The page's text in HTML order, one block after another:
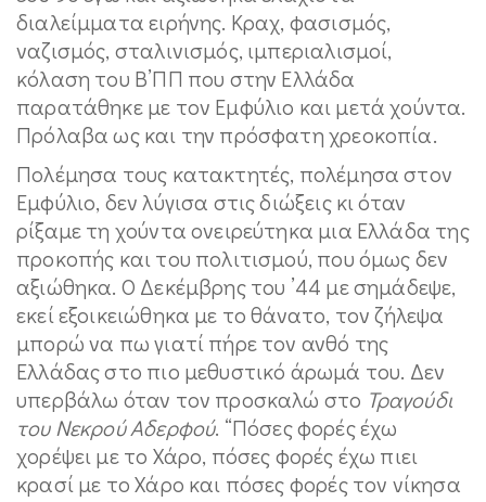
διαλείμματα ειρήνης. Κραχ, φασισμός,
ναζισμός, σταλινισμός, ιμπεριαλισμοί,
κόλαση του Β’ΠΠ που στην Ελλάδα
παρατάθηκε με τον Εμφύλιο και μετά χούντα.
Πρόλαβα ως και την πρόσφατη χρεοκοπία.
Πολέμησα τους κατακτητές, πολέμησα στον
Εμφύλιο, δεν λύγισα στις διώξεις κι όταν
ρίξαμε τη χούντα ονειρεύτηκα μια Ελλάδα της
προκοπής και του πολιτισμού, που όμως δεν
αξιώθηκα. Ο Δεκέμβρης του ’44 με σημάδεψε,
εκεί εξοικειώθηκα με το θάνατο, τον ζήλεψα
μπορώ να πω γιατί πήρε τον ανθό της
Ελλάδας στο πιο μεθυστικό άρωμά του. Δεν
υπερβάλω όταν τον προσκαλώ στο Τραγούδι
του Νεκρού Αδερφού. “Πόσες φορές έχω
χορέψει με το Χάρο, πόσες φορές έχω πιει
κρασί με το Χάρο και πόσες φορές τον νίκησα